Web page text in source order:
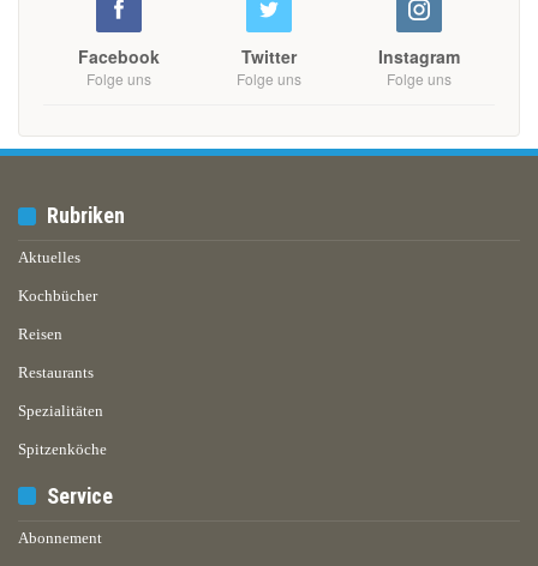
Facebook
Folge uns
Twitter
Folge uns
Instagram
Folge uns
Rubriken
Aktuelles
Kochbücher
Reisen
Restaurants
Spezialitäten
Spitzenköche
Service
Abonnement